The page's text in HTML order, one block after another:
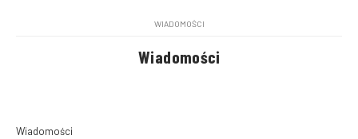
WIADOMOŚCI
Wiadomości
Wiadomości